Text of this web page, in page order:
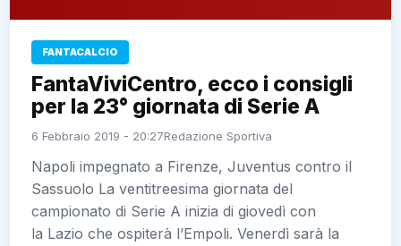
FANTACALCIO
FantaViviCentro, ecco i consigli
per la 23° giornata di Serie A
6 Febbraio 2019 - 20:27Redazione Sportiva
Napoli impegnato a Firenze, Juventus contro il
Sassuolo La ventitreesima giornata del
campionato di Serie A inizia di giovedì con
la Lazio che ospiterà l’Empoli. Venerdì sarà la